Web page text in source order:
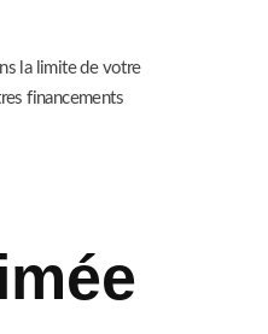
la limite de votre
financements